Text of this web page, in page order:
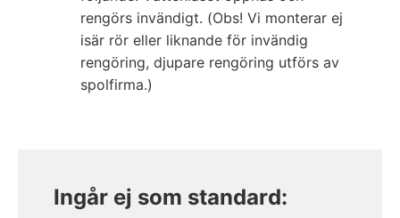
rengörs invändigt. (Obs! Vi monterar ej
isär rör eller liknande för invändig
rengöring, djupare rengöring utförs av
spolfirma.)
Ingår ej som standard: